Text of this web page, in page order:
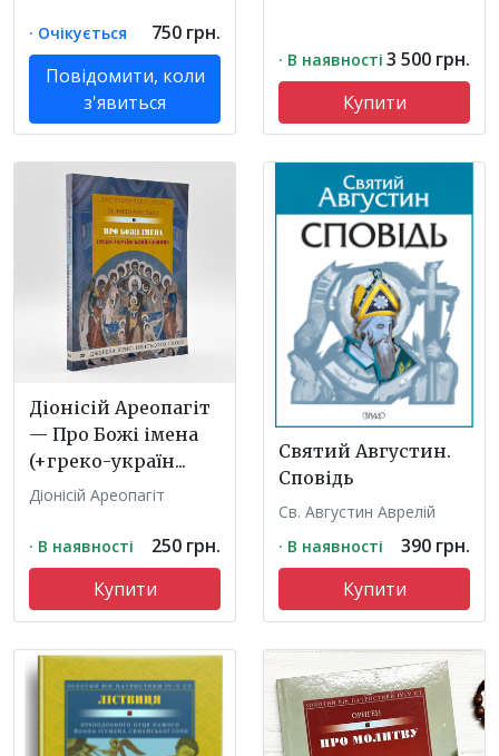
· Очікується
750 грн.
Повідомити, коли
з'явиться
· В наявності 3 500 грн.
Купити
Діонісій Ареопагіт
— Про Божі імена
(+греко-україн...
Діонісій Ареопагіт
· В наявності
250 грн.
Купити
Святий Августин.
Сповідь
Св. Августин Аврелій
· В наявності
390 грн.
Купити